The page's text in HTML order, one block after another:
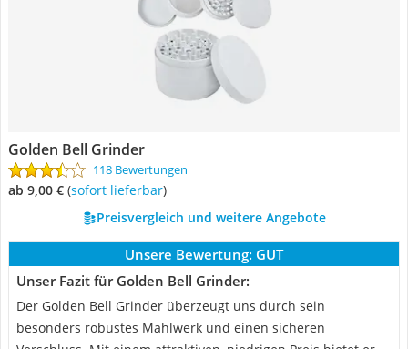
Golden Bell Grinder
118 Bewertungen
ab 9,00 € ( Sofort lieferbar)
Preisvergleich und weitere Angebote
Unsere Bewertung: GUT
Unser Fazit für Golden Bell Grinder:
Der Golden Bell Grinder überzeugt uns durch sein
besonders robustes Mahlwerk und einen sicheren